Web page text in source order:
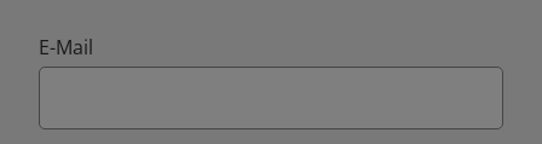
E-Mail